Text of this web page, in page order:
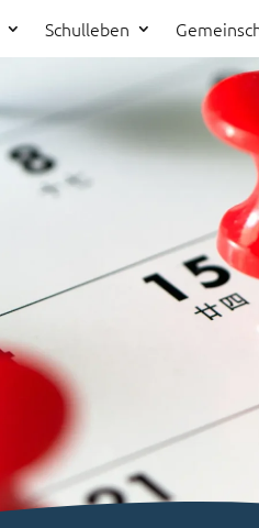
Schulleben